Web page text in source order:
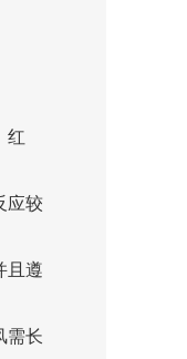
红
应较
且遵
需长